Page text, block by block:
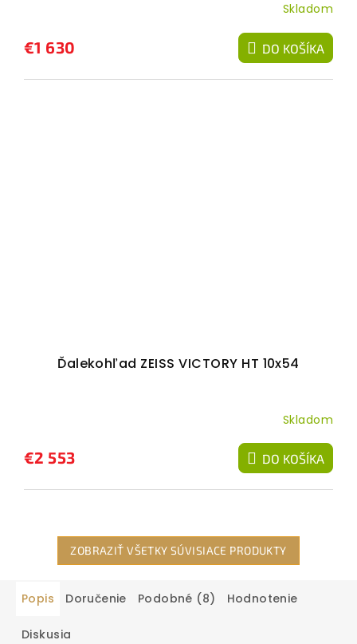
Skladom
€1 630 DO KOŠÍKA
Ďalekohľad ZEISS VICTORY HT 10x54
Skladom
€2 553 DO KOŠÍKA
ZOBRAZIŤ VŠETKY SÚVISIACE PRODUKTY
Popis Doručenie Podobné (8) Hodnotenie
Diskusia